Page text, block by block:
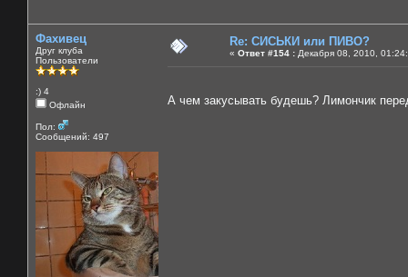
Фахивец
Друг клуба
Пользователи
:) 4
Офлайн
Пол:
Сообщений: 497
Re: СИСЬКИ или ПИВО?
« Ответ #154 : Декабря 08, 2010,
А чем закусывать будешь? Лимончик